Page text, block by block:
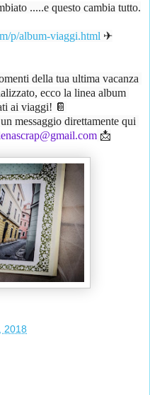
.....e questo cambia tutto.
p/album-viaggi.html ✈
della tua ultima vacanza
ecco la linea album
ai viaggi! 📔
messaggio direttamente qui
📩
2018